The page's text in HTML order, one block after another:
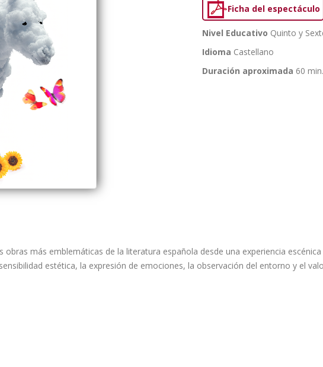
Ficha del espectáculo
Nivel Educativo Quinto y
Idioma Castellano
Duración aproximada 60 min.
más emblemáticas de la literatura española desde una experiencia
estética, la expresión de emociones, la observación del entorno y el